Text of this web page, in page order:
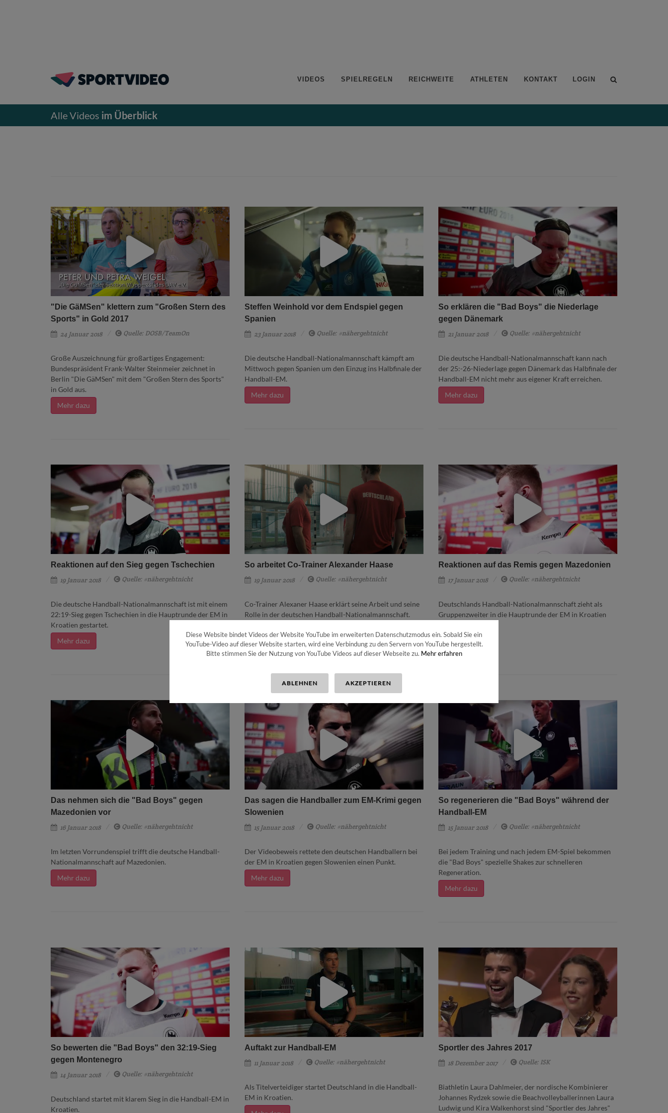
VIDEOS SPIELREGELN REICHWEITE ATHLETEN KONTAKT LOGIN
Alle Videos im Überblick
"Die GäMSen" klettern zum "Großen Stern des
Sports" in Gold 2017
24 Januar 2018
Quelle: DOSB/TeamOn
Große Auszeichnung für großartiges Engagement:
Bundespräsident Frank-Walter Steinmeier zeichnet in
Berlin "Die GäMSen" mit dem "Großen Stern des Sports"
in Gold aus.
Mehr dazu
Steffen Weinhold vor dem Endspiel gegen
Spanien
23 Januar 2018
Quelle: #nähergehtnicht
Die deutsche Handball-Nationalmannschaft kämpft am
Mittwoch gegen Spanien um den Einzug ins Halbfinale der
Handball-EM.
Mehr dazu
So erklären die "Bad Boys" die Niederlage
gegen Dänemark
21 Januar 2018
Quelle: #nähergehtnicht
Die deutsche Handball-Nationalmannschaft kann nach
der 25:-26-Niederlage gegen Dänemark das Halbfinale der
Handball-EM nicht mehr aus eigener Kraft erreichen.
Mehr dazu
Reaktionen auf den Sieg gegen Tschechien
19 Januar 2018
Quelle: #nähergehtnicht
Die deutsche Handball-Nationalmannschaft ist mit einem
22:19-Sieg gegen Tschechien in die Hauptrunde der EM in
Kroatien gestartet.
Mehr dazu
So arbeitet Co-Trainer Alexander Haase
19 Januar 2018
Quelle: #nähergehtnicht
Co-Trainer Alexaner Haase erklärt seine Arbeit und seine
Rolle in der deutschen Handball-Nationalmannschaft.
Mehr dazu
Reaktionen auf das Remis gegen Mazedonien
17 Januar 2018
Quelle: #nähergehtnicht
Deutschlands Handball-Nationalmannschaft zieht als
Gruppenzweiter in die Hauptrunde der EM in Kroatien
Mehr dazu
Das nehmen sich die "Bad Boys" gegen
Mazedonien vor
16 Januar 2018
Quelle: #nähergehtnicht
Im letzten Vorrundenspiel trifft die deutsche Handball-
Nationalmannschaft auf Mazedonien.
Mehr dazu
Das sagen die Handballer zum EM-Krimi gegen
Slowenien
15 Januar 2018
Quelle: #nähergehtnicht
Der Videobeweis rettete den deutschen Handballern bei
der EM in Kroatien gegen Slowenien einen Punkt.
Mehr dazu
So regenerieren die "Bad Boys" während der
Handball-EM
15 Januar 2018
Quelle: #nähergehtnicht
Bei jedem Training und nach jedem EM-Spiel bekommen
die "Bad Boys" spezielle Shakes zur schnelleren
Regeneration.
Mehr dazu
So bewerten die "Bad Boys" den 32:19-Sieg
gegen Montenegro
14 Januar 2018
Quelle: #nähergehtnicht
Deutschland startet mit klarem Sieg in die Handball-EM in
Kroatien.
Auftakt zur Handball-EM
11 Januar 2018
Quelle: #nähergehtnicht
Als Titelverteidiger startet Deutschland in die Handball-
EM in Kroatien.
Sportler des Jahres 2017
18 Dezember 2017
Quelle: ISK
Biathletin Laura Dahlmeier, der nordische Kombinierer
Johannes Rydzek sowie die Beachvolleyballerinnen Laura
Ludwig und Kira Walkenhorst sind "Sportler des Jahres"
Diese Website bindet Videos der Website YouTube im erweiterten Datenschutzmodus ein. Sobald Sie ein
YouTube-Video auf dieser Website starten, wird eine Verbindung zu den Servern von YouTube hergestellt.
Bitte stimmen Sie der Nutzung von YouTube Videos auf dieser Webseite zu. Mehr erfahren
ABLEHNEN AKZEPTIEREN